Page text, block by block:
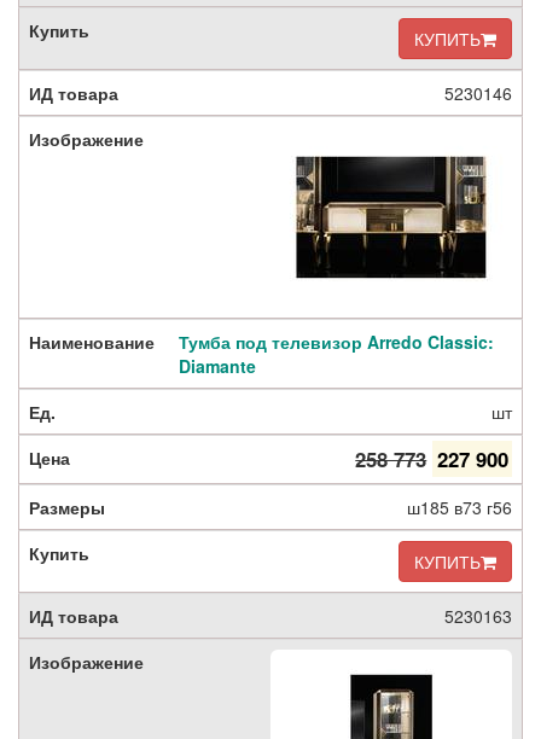
КУПИТЬ
5230146
Тумба под телевизор Arredo Classic:
Diamante
шт
258 773 227 900
ш185 в73 г56
КУПИТЬ
5230163